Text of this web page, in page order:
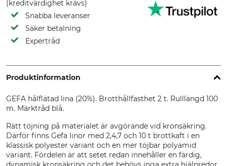
(kreditvärdighet krävs)
Snabba leveranser
Säker betalning
Expertråd
Produktinformation
GEFA hålflätad lina (20%). Brotthållfasthet 2 t. Rulllängd 100
m. Märktråd blå.
Rätt töjning på materialet är avgörande vid kronsäkring.
Därför finns Gefa linor med 2,4,7 och 10 t brottkaft i en
klassisk polyester variant och en mer töjbar polyamid
variant. Fördelen är att setet redan innehåller en färdig,